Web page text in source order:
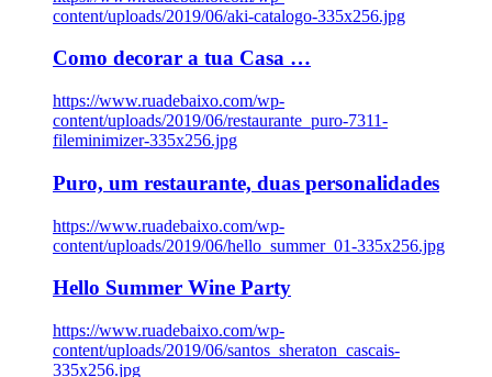
content/uploads/2019/06/aki-catalogo-335x256.jpg
Como decorar a tua Casa …
https://www.ruadebaixo.com/wp-
content/uploads/2019/06/restaurante_puro-7311-
fileminimizer-335x256.jpg
Puro, um restaurante, duas personalidades
https://www.ruadebaixo.com/wp-
content/uploads/2019/06/hello_summer_01-335x256.jpg
Hello Summer Wine Party
https://www.ruadebaixo.com/wp-
content/uploads/2019/06/santos_sheraton_cascais-
335x256.jpg